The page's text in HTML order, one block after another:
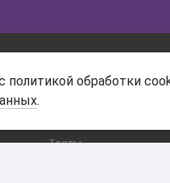
Доставка и оплата
Тесты
обработки
.